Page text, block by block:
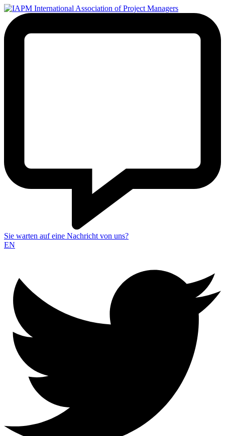
Sie warten auf eine Nachricht von uns?
EN